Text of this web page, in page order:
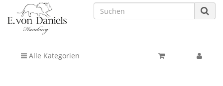
Alle Kategorien